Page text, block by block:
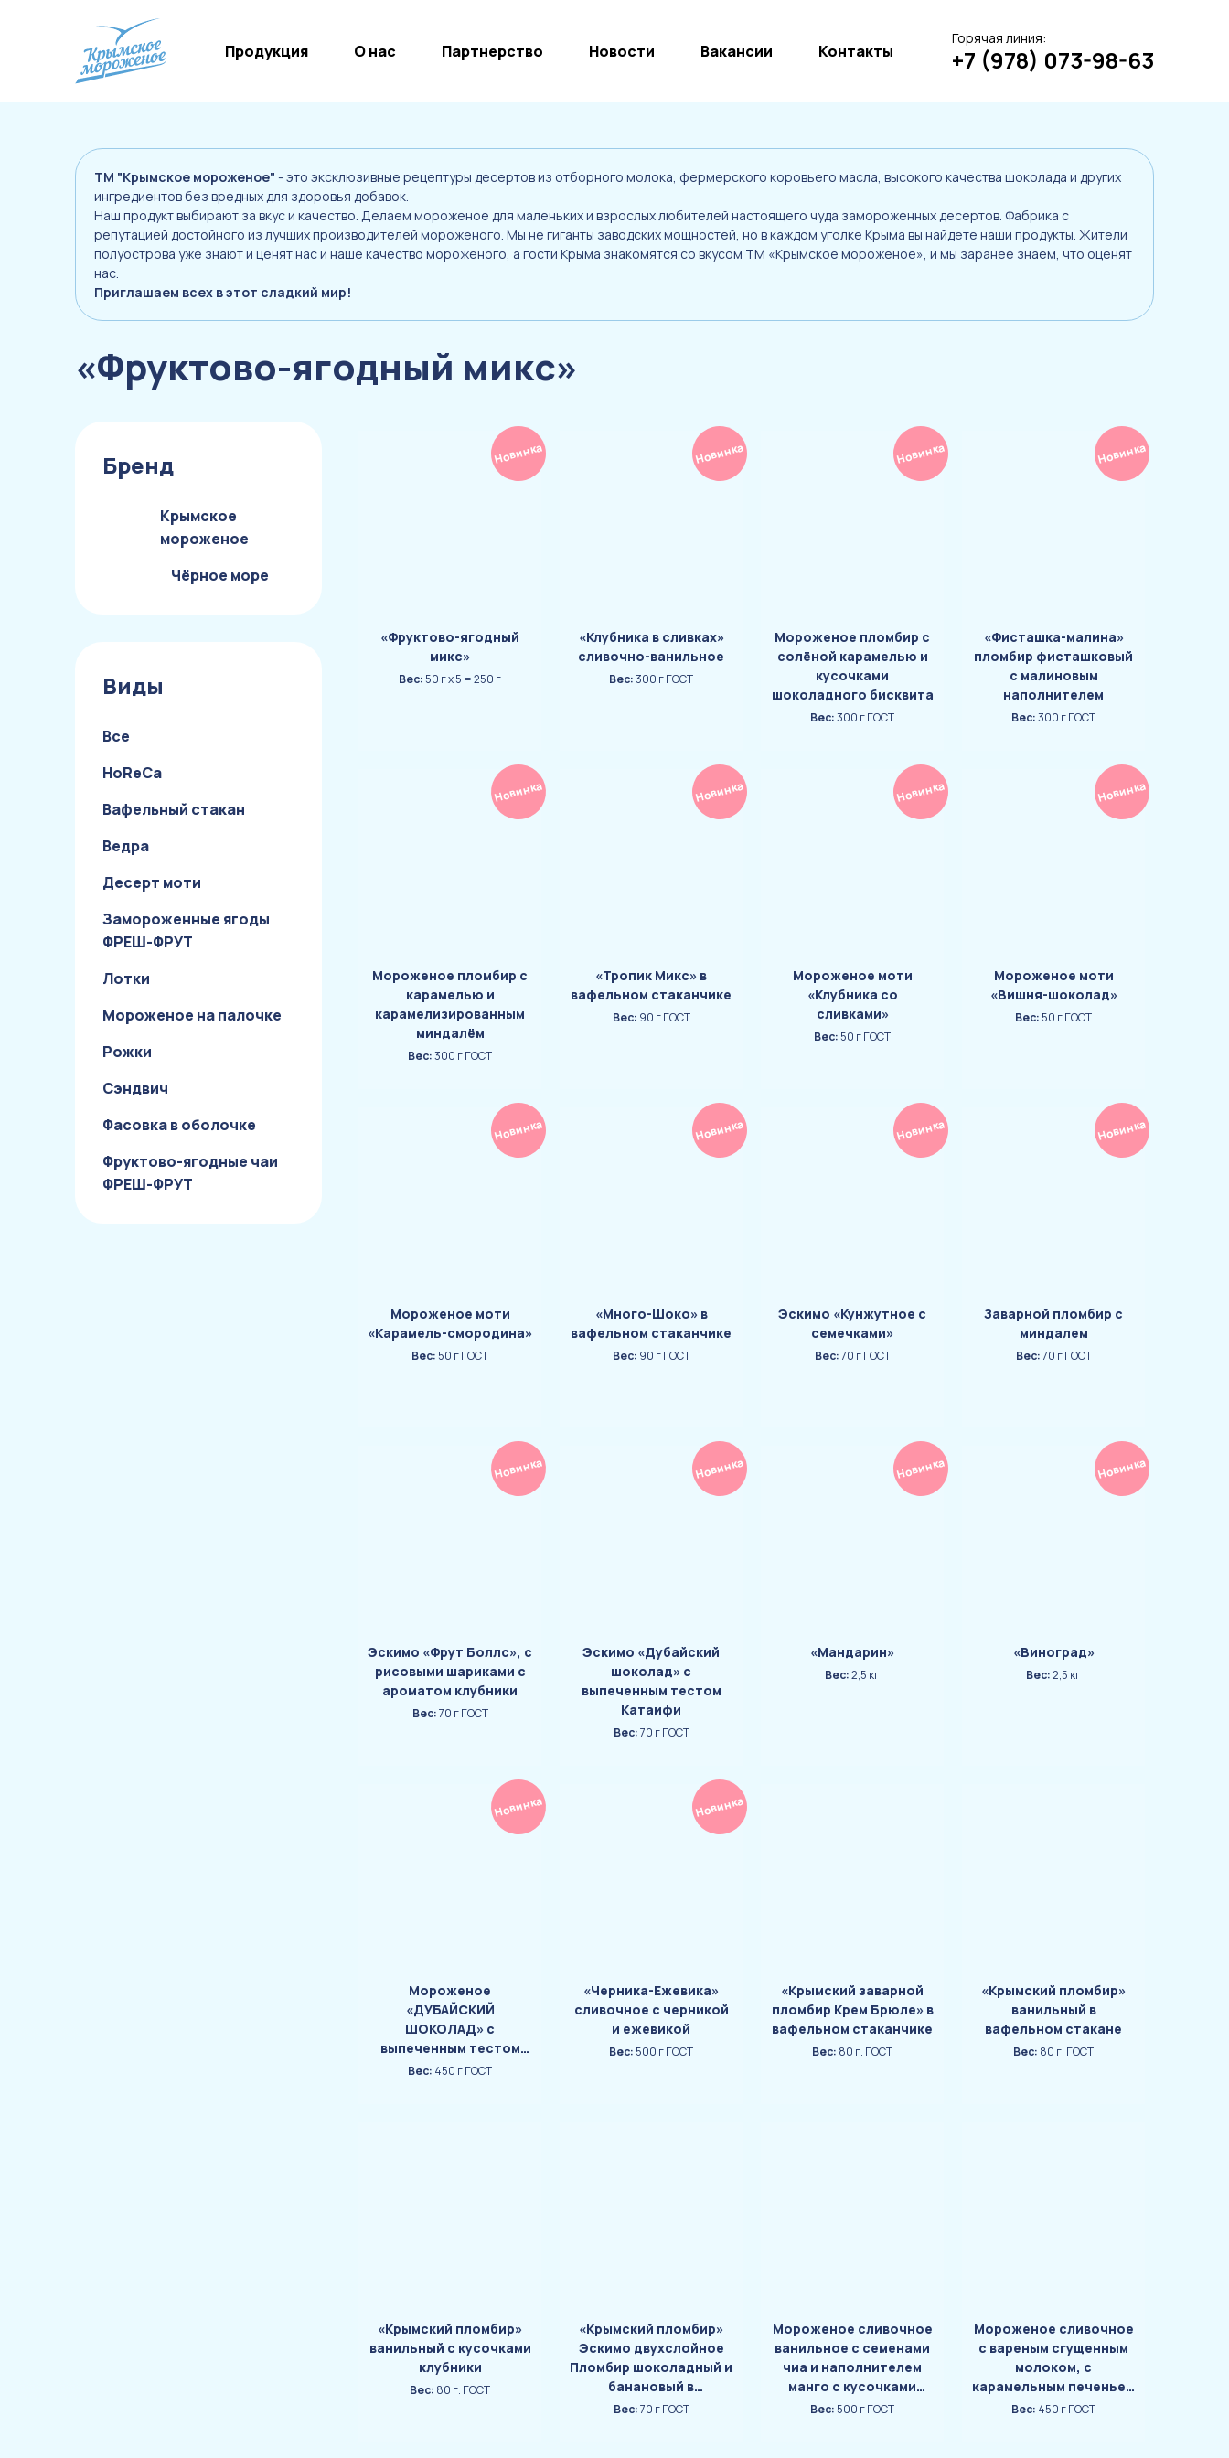
Продукция О нас Партнерство Новости Вакансии Контакты
Горячая линия:
+7 (978) 073-98-63
ТМ "Крымское мороженое" - это эксклюзивные рецептуры десертов из отборного молока, фермерского коровьего масла, высокого качества шоколада и других
ингредиентов без вредных для здоровья добавок.
Наш продукт выбирают за вкус и качество. Делаем мороженое для маленьких и взрослых любителей настоящего чуда замороженных десертов. Фабрика с
репутацией достойного из лучших производителей мороженого. Мы не гиганты заводских мощностей, но в каждом уголке Крыма вы найдете наши продукты. Жители
полуострова уже знают и ценят нас и наше качество мороженого, а гости Крыма знакомятся со вкусом ТМ «Крымское мороженое», и мы заранее знаем, что оценят
нас.
Приглашаем всех в этот сладкий мир!
«Фруктово-ягодный микс»
Бренд
Крымское
мороженое
Чёрное море
Виды
Все
HoReCa
Вафельный стакан
Ведра
Десерт моти
Замороженные ягоды
ФРЕШ-ФРУТ
Лотки
Мороженое на палочке
Рожки
Сэндвич
Фасовка в оболочке
Фруктово-ягодные чаи
ФРЕШ-ФРУТ
Новинка
«Фруктово-ягодный
микс»
Вес: 50 г х 5 = 250 г
Новинка
«Клубника в сливках»
сливочно-ванильное
Вес:300 г ГОСТ
Новинка
Мороженое пломбир с
солёной карамелью и
кусочками
шоколадного бисквита
Вес:300 г ГОСТ
Новинка
«Фисташка-малина»
пломбир фисташковый
с малиновым
наполнителем
Вес:300 г ГОСТ
Новинка
Мороженое пломбир с
карамелью и
карамелизированным
миндалём
Вес:300 г ГОСТ
Новинка
«Тропик Микс» в
вафельном стаканчике
Вес: 90 г ГОСТ
Новинка
Мороженое моти
«Клубника со
сливками»
Вес: 50 г ГОСТ
Новинка
Мороженое моти
«Вишня-шоколад»
Вес: 50 г ГОСТ
Новинка
Мороженое моти
«Карамель-смородина»
Вес: 50 г ГОСТ
Новинка
«Много-Шоко» в
вафельном стаканчике
Вес: 90 г ГОСТ
Новинка
Эскимо «Кунжутное с
семечками»
Вес:70 г ГОСТ
Новинка
Заварной пломбир с
миндалем
Вес:70 г ГОСТ
Новинка
Эскимо «Фрут Боллс», с
рисовыми шариками с
ароматом клубники
Вес:70 г ГОСТ
Новинка
Эскимо «Дубайский
шоколад» с
выпеченным тестом
Катаифи
Вес:70 г ГОСТ
Новинка
«Мандарин»
Вес:2,5 кг
Новинка
«Виноград»
Вес:2,5 кг
Новинка
Мороженое
«ДУБАЙСКИЙ
ШОКОЛАД» с
выпеченным тестом
Катаифи
Вес: 450 г ГОСТ
Новинка
«Черника-Ежевика»
сливочное с черникой
и ежевикой
Вес: 500 г ГОСТ
«Крымский заварной
пломбир Крем Брюле» в
вафельном стаканчике
Вес: 80 г. ГОСТ
«Крымский пломбир»
ванильный в
вафельном стакане
Вес: 80 г. ГОСТ
«Крымский пломбир»
ванильный с кусочками
клубники
Вес: 80 г. ГОСТ
«Крымский пломбир»
Эскимо двухслойное
Пломбир шоколадный и
банановый в
шоколадной глазури с
Вес:70 г ГОСТ
Мороженое сливочное
ванильное с семенами
чиа и наполнителем
манго с кусочками
персика «ЧИА-ПУДИНГ»
Вес: 500 г ГОСТ
Мороженое сливочное
с вареным сгущенным
молоком, с
карамельным печеньем
и карамелизированным
Вес: 450 г ГОСТ